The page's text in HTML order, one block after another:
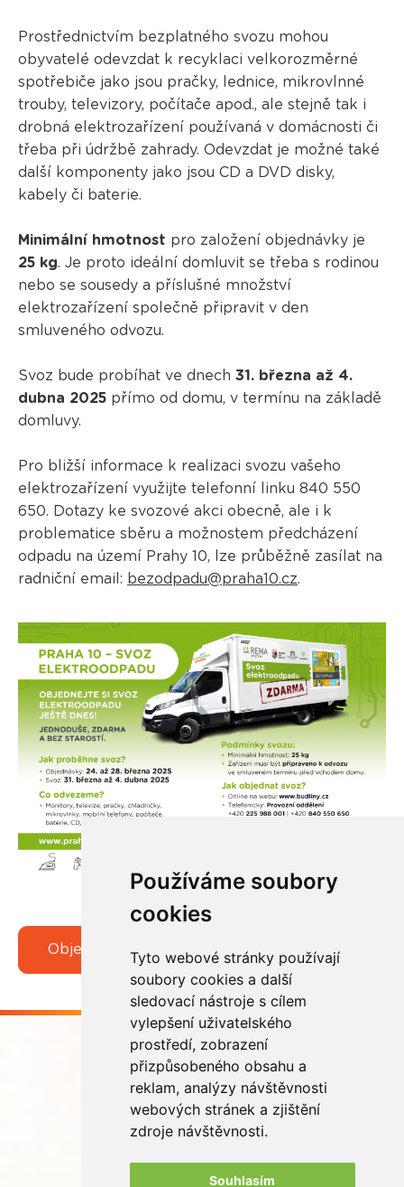
Používáme soubory
cookies
Tyto webové stránky používají
soubory cookies a další
sledovací nástroje s cílem
vylepšení uživatelského
prostředí, zobrazení
přizpůsobeného obsahu a
reklam, analýzy návštěvnosti
webových stránek a zjištění
zdroje návštěvnosti.
Souhlasím
Prostřednictvím bezplatného svozu mohou
obyvatelé odevzdat k recyklaci velkorozměrné
spotřebiče jako jsou pračky, lednice, mikrovlnné
trouby, televizory, počítače apod., ale stejně tak i
drobná elektrozařízení používaná v domácnosti či
třeba při údržbě zahrady. Odevzdat je možné také
další komponenty jako jsou CD a DVD disky,
kabely či baterie.
Minimální hmotnost pro založení objednávky je
25 kg. Je proto ideální domluvit se třeba s rodinou
nebo se sousedy a příslušné množství
elektrozařízení společně připravit v den
smluveného odvozu.
Svoz bude probíhat ve dnech 31. března až 4.
dubna 2025 přímo od domu, v termínu na základě
domluvy.
Pro bližší informace k realizaci svozu vašeho
elektrozařízení využijte telefonní linku 840 550
650. Dotazy ke svozové akci obecně, ale i k
problematice sběru a možnostem předcházení
odpadu na území Prahy 10, lze průběžně zasílat na
radniční email: bezodpadu@praha10.cz.
Objednat svoz
Buďme ve spojení